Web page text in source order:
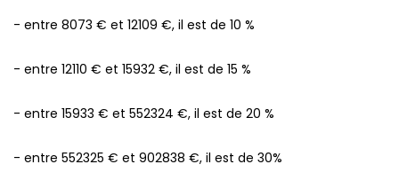
- entre 8073 € et 12109 €, il est de 10 %
- entre 12110 € et 15932 €, il est de 15 %
- entre 15933 € et 552324 €, il est de 20 %
- entre 552325 € et 902838 €, il est de 30%